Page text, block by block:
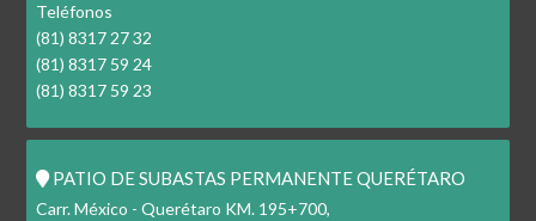
Teléfonos
(81) 8317 27 32
(81) 8317 59 24
(81) 8317 59 23
PATIO DE SUBASTAS PERMANENTE QUERÉTARO
Carr. México - Querétaro KM. 195+700,